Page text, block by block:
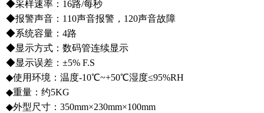
◆采样速率：16路/每秒
◆报警声音：110声音报警，120声音故障
◆系统容量：4路
◆显示方式：数码管连续显示
◆显示误差：±5% F.S
◆使用环境：温度-10℃~+50℃湿度≤95%RH
◆重量：约5KG
◆外型尺寸：350mm×230mm×100mm